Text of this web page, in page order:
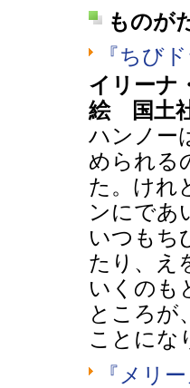
ものが
『ちび
イリーナ
絵 国土
ハンノー
められる
た。けれ
ンにであ
いつもち
たり、え
いくのも
ところが
ことにな
『メリ